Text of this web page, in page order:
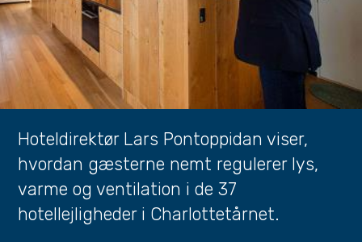
Hoteldirektør Lars Pontoppidan viser,
hvordan gæsterne nemt regulerer lys,
varme og ventilation i de 37
hotellejligheder i Charlottetårnet.